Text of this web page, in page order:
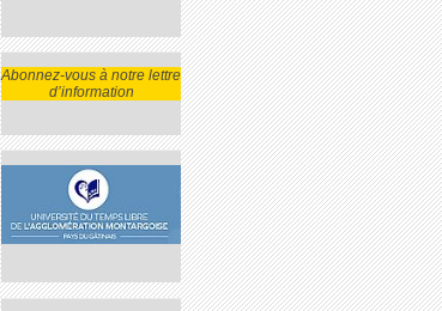
Abonnez-vous à notre lettre
d’information